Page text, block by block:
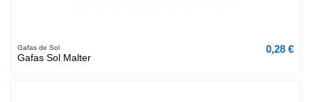
Gafas de Sol
Gafas Sol Malter
0,28 €